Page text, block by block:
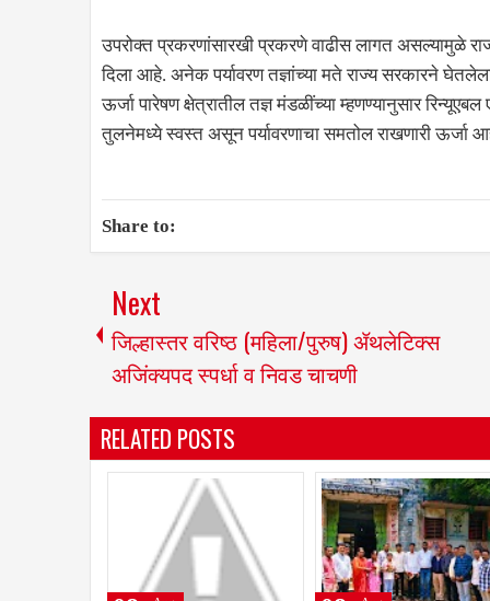
उपरोक्त प्रकरणांसारखी प्रकरणे वाढीस लागत असल्यामुळे
दिला आहे. अनेक पर्यावरण तज्ञांच्या मते राज्य सरकारने
ऊर्जा पारेषण क्षेत्रातील तज्ञ मंडळींच्या म्हणण्यानुसार
तुलनेमध्ये स्वस्त असून पर्यावरणाचा समतोल राखणारी ऊर्जा
Share to:
Next
जिल्हास्तर वरिष्ठ (महिला/पुरुष) ॲथलेटिक्स
अजिंक्यपद स्पर्धा व निवड चाचणी
RELATED POSTS